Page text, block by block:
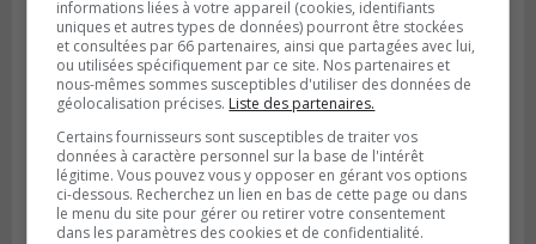
La Prairie loue des espaces de glace
jusqu’en avril 2027
informations liées à votre appareil (cookies, identifiants
uniques et autres types de données) pourront être stockées
et consultées par 66 partenaires, ainsi que partagées avec lui,
ou utilisées spécifiquement par ce site. Nos partenaires et
nous-mêmes sommes susceptibles d'utiliser des données de
géolocalisation précises. Liste des partenaires.
Certains fournisseurs sont susceptibles de traiter vos
données à caractère personnel sur la base de l'intérêt
légitime. Vous pouvez vous y opposer en gérant vos options
ci-dessous. Recherchez un lien en bas de cette page ou dans
le menu du site pour gérer ou retirer votre consentement
dans les paramètres des cookies et de confidentialité.